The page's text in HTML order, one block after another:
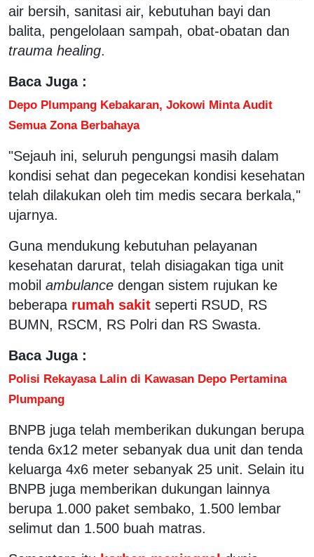
air bersih, sanitasi air, kebutuhan bayi dan
balita, pengelolaan sampah, obat-obatan dan
trauma healing.
Baca Juga :
Depo Plumpang Kebakaran, Jokowi Minta Audit
Semua Zona Berbahaya
"Sejauh ini, seluruh pengungsi masih dalam
kondisi sehat dan pegecekan kondisi kesehatan
telah dilakukan oleh tim medis secara berkala,"
ujarnya.
Guna mendukung kebutuhan pelayanan
kesehatan darurat, telah disiagakan tiga unit
mobil ambulance dengan sistem rujukan ke
beberapa rumah sakit seperti RSUD, RS
BUMN, RSCM, RS Polri dan RS Swasta.
Baca Juga :
Polisi Rekayasa Lalin di Kawasan Depo Pertamina
Plumpang
BNPB juga telah memberikan dukungan berupa
tenda 6x12 meter sebanyak dua unit dan tenda
keluarga 4x6 meter sebanyak 25 unit. Selain itu
BNPB juga memberikan dukungan lainnya
berupa 1.000 paket sembako, 1.500 lembar
selimut dan 1.500 buah matras.